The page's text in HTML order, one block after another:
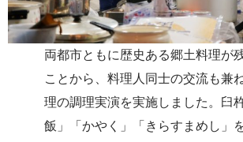
両都市ともに歴史ある郷土料理が
ことから、料理人同士の交流も兼
理の調理実演を実施しました。臼
飯」「かやく」「きらすまめし」